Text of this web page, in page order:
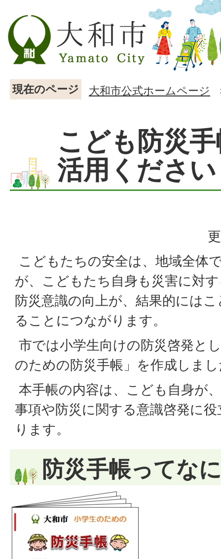
現在のページ 大和市公式ホームページ
こども防災
活用ください
こどもたちの安全は、地域全体
が、こどもたち自身も災害に対
防災意識の向上が、結果的には
ることにつながります。
市では小学生向けの防災啓発と
のための防災手帳」を作成しま
本手帳の内容は、こども自身が
事項や防災に関する意識啓発に
ります。
防災手帳ってな